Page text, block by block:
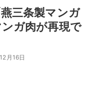
三条製マンガ
ガ肉が再現で
月16日